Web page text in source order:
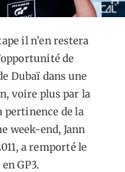
il n’en restera
de
Dubaï dans une
voire plus par la
pertinence de la
week-end, Jann
a remporté le
GP3.